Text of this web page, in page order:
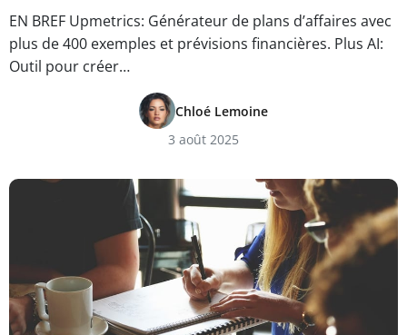
EN BREF Upmetrics: Générateur de plans d’affaires avec
plus de 400 exemples et prévisions financières. Plus AI:
Outil pour créer…
Chloé Lemoine
3 août 2025